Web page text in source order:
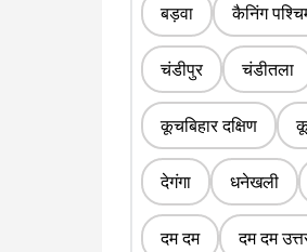
बड़वा कैनिंग
चंडीपुर चंडीतला
कूचबिहार दक्षिण
देगंगा धनेखली
दम दम दम दम